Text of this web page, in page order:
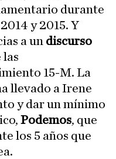
durante
y 2015. Y
a un discurso
15-M. La
llevado a Irene
y dar un mínimo
Podemos, que
los 5 años que